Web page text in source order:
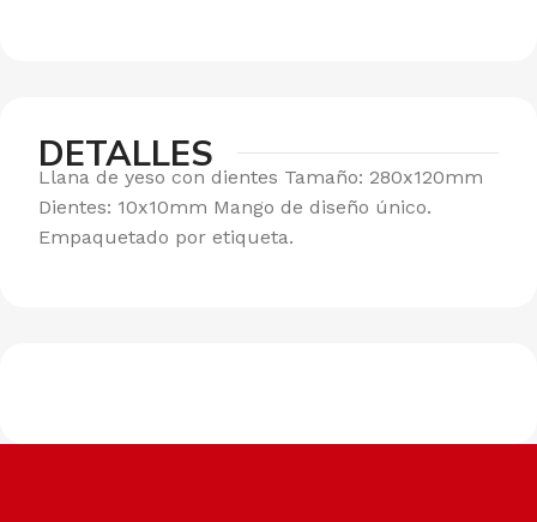
DETALLES
Llana de yeso con dientes Tamaño: 280x120mm
Dientes: 10x10mm Mango de diseño único.
Empaquetado por etiqueta.